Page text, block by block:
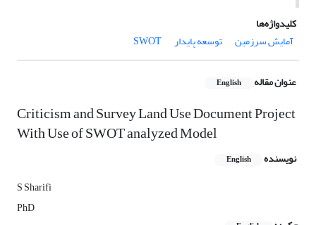
کلیدواژه‌ها
آمایش سرزمین
توسعه پایدار SWOT
عنوان مقاله English
Criticism and Survey Land Use Document Project
With Use of SWOT analyzed Model
نویسنده English
S Sharifi
PhD